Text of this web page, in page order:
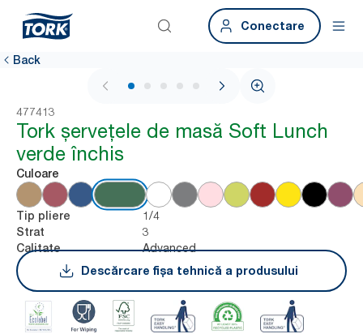
Conectare
Back
1 / 6
477413
Tork șervețele de masă Soft Lunch
verde închis
Culoare
Tip pliere 1/4
Strat 3
Calitate
Advanced
Descărcare fișa tehnică a produsului